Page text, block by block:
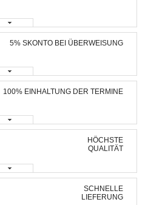
5% SKONTO BEI ÜBERWEISUNG
100% EINHALTUNG DER TERMINE
HÖCHSTE
QUALITÄT
SCHNELLE
LIEFERUNG